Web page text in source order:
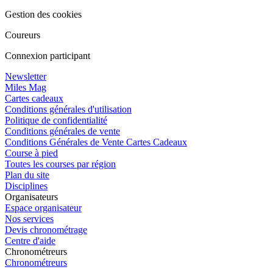
Gestion des cookies
Coureurs
Connexion participant
Newsletter
Miles Mag
Cartes cadeaux
Conditions générales d'utilisation
Politique de confidentialité
Conditions générales de vente
Conditions Générales de Vente Cartes Cadeaux
Course à pied
Toutes les courses par région
Plan du site
Disciplines
Organisateurs
Espace organisateur
Nos services
Devis chronométrage
Centre d'aide
Chronométreurs
Chronométreurs